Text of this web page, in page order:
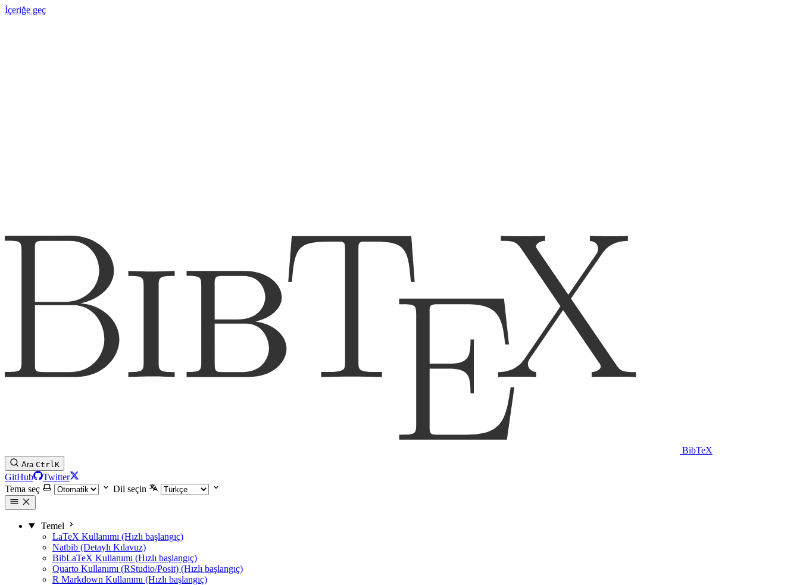
İçeriğe geç
BibTeX
Ara CtrlK
GitHub
Twitter
Tema seç
Dil seçin
Temel
LaTeX Kullanımı (Hızlı başlangıç)
Natbib (Detaylı Kılavuz)
BibLaTeX Kullanımı (Hızlı başlangıç)
Quarto Kullanımı (RStudio/Posit) (Hızlı başlangıç)
R Markdown Kullanımı (Hızlı başlangıç)